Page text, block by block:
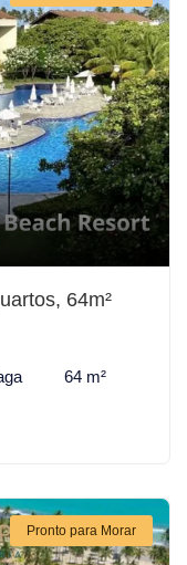
64m²
64 m²
Pronto para Morar